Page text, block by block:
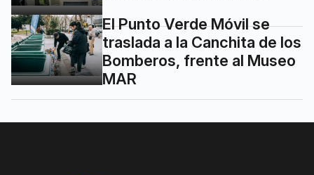
El Punto Verde Móvil se
traslada a la Canchita de los
Bomberos, frente al Museo
MAR